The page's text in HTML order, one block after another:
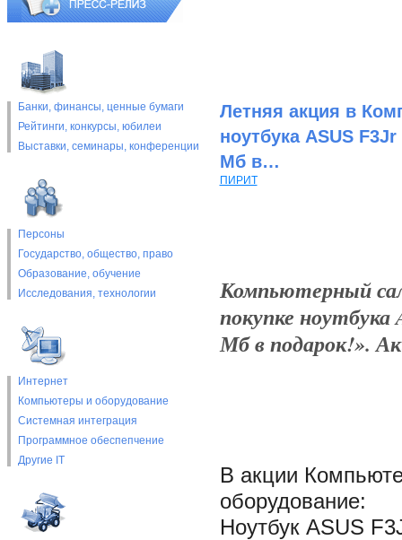
Банки, финансы, ценные бумаги
Рейтинги, конкурсы, юбилеи
Выставки, cеминары, конференции
Персоны
Государство, общество, право
Образование, обучение
Исследования, технологии
Интернет
Компьютеры и оборудование
Системная интеграция
Программное обеспепчение
Другие IT
Летняя акция в
ноутбука ASUS
Мб в…
ПИРИТ
Компьютерный
покупке
Мб в подарок!».
В акции
оборудование:
Ноутбук ASUS